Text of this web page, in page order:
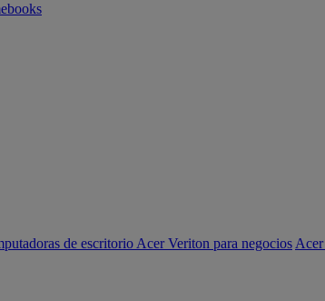
de escritorio Acer Veriton para negocios